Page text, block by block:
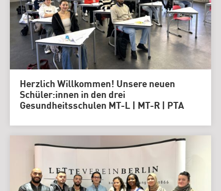
Herzlich Willkommen! Unsere neuen
Schüler:innen in den drei
Gesundheitsschulen MT-L | MT-R | PTA